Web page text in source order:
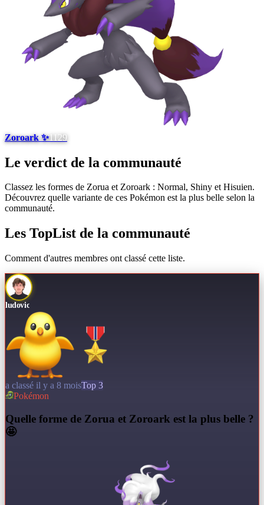
Zoroark ✨1129
Le verdict de la communauté
Classez les formes de Zorua et Zoroark : Normal, Shiny et Hisuien.
Découvrez quelle variante de ces Pokémon est la plus belle selon la
communauté.
Les TopList de la communauté
Comment d'autres membres ont classé cette liste.
ludovic
a classé il y a 8 moisTop 3
Pokémon
Quelle forme de Zorua et Zoroark est la plus belle ?
🤩